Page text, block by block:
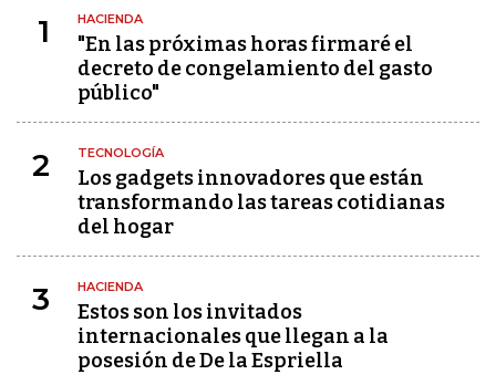
1 HACIENDA
"En las próximas horas firmaré el
decreto de congelamiento del gasto
público"
2 TECNOLOGÍA
Los gadgets innovadores que están
transformando las tareas cotidianas
del hogar
3 HACIENDA
Estos son los invitados
internacionales que llegan a la
posesión de De la Espriella